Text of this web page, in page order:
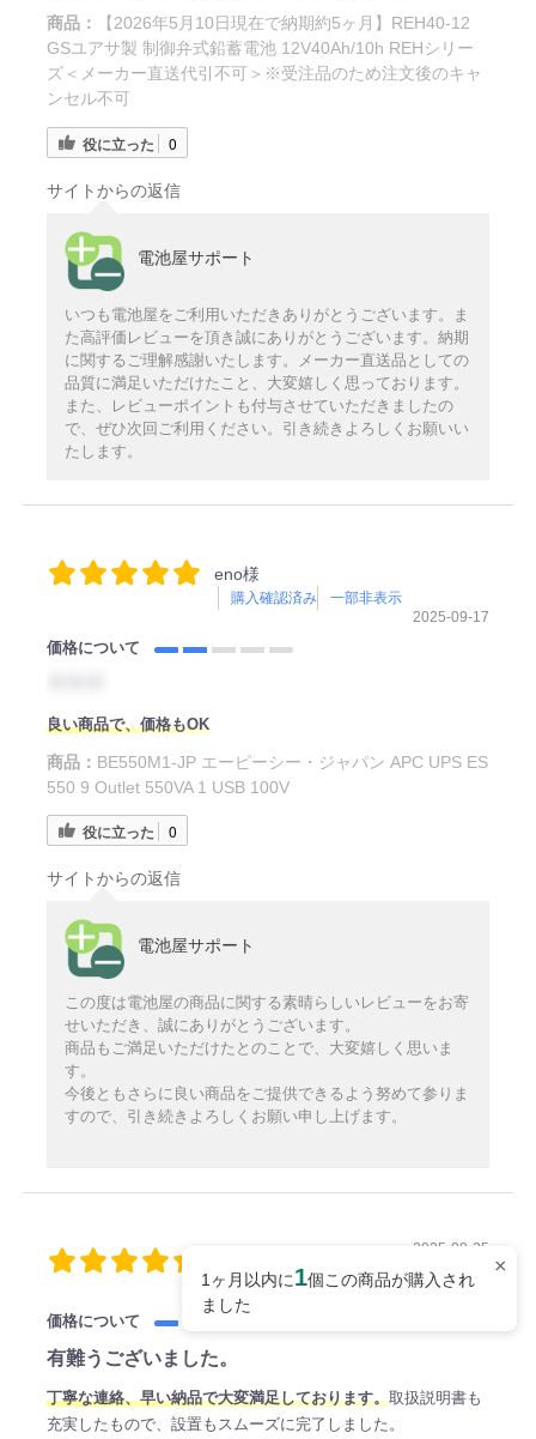
×
1ヶ月以内に1個この商品が購入され
ました
商品：
【2026年5月10日現在で納期約5ヶ月】REH40-12
GSユアサ製 制御弁式鉛蓄電池 12V40Ah/10h REHシリー
ズ＜メーカー直送代引不可＞※受注品のため注文後のキャ
ンセル不可
役に立った 0
サイトからの返信
電池屋サポート
いつも電池屋をご利用いただきありがとうございます。ま
た高評価レビューを頂き誠にありがとうございます。納期
に関するご理解感謝いたします。メーカー直送品としての
品質に満足いただけたこと、大変嬉しく思っております。
また、レビューポイントも付与させていただきましたの
で、ぜひ次回ご利用ください。引き続きよろしくお願いい
たします。
eno様
購入確認済み
一部非表示
2025-09-17
価格について
良い商品で、価格もOK
商品： BE550M1-JP エーピーシー・ジャパン APC UPS ES
550 9 Outlet 550VA 1 USB 100V
役に立った 0
サイトからの返信
電池屋サポート
この度は電池屋の商品に関する素晴らしいレビューをお寄
せいただき、誠にありがとうございます。
商品もご満足いただけたとのことで、大変嬉しく思いま
す。
今後ともさらに良い商品をご提供できるよう努めて参りま
すので、引き続きよろしくお願い申し上げます。
購入確認済み
2025-08-25
価格について
有難うございました。
丁寧な連絡、早い納品で大変満足しております。取扱説明書も
充実したもので、設置もスムーズに完了しました。